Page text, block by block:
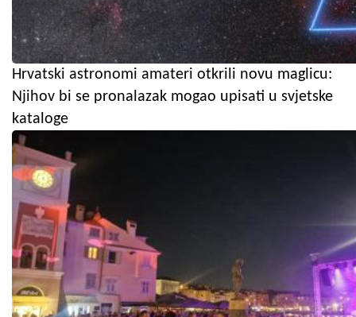
Hrvatski astronomi amateri otkrili novu maglicu:
Njihov bi se pronalazak mogao upisati u svjetske
kataloge